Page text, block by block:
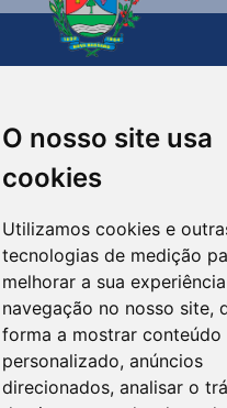
O nosso site usa
cookies
Utilizamos cookies e
tecnologias de medição
melhorar a sua
navegação no nosso site,
forma a mostrar conteúdo
personalizado, anúncios
direcionados, analisar o
Sexta: 8h às 11h30min (manhã);
às 17h (tarde)
Municipal
505 - Bairro Centro - CEP: